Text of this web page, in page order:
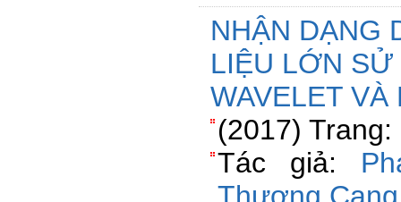
NHẬN DẠNG
LIỆU LỚN
WAVELET VÀ
(2017) Trang:
Tác giả: